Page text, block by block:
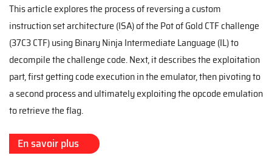
This article explores the process of reversing a custom
instruction set architecture (ISA) of the Pot of Gold CTF challenge
(37C3 CTF) using Binary Ninja Intermediate Language (IL) to
decompile the challenge code. Next, it describes the exploitation
part, first getting code execution in the emulator, then pivoting to
a second process and ultimately exploiting the opcode emulation
to retrieve the flag.
En savoir plus